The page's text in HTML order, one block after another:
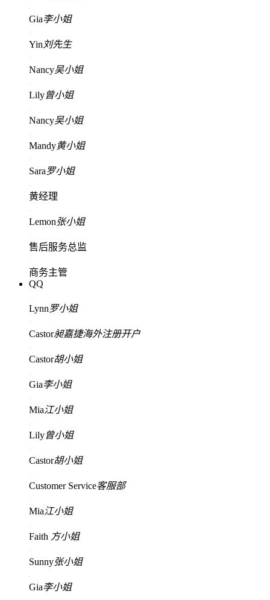
Gia李小姐
Yin 刘先生
Nancy吴小姐
Lily曾小姐
Nancy吴小姐
Mandy黄小姐
Sara罗小姐
黄经理
Lemon张小姐
售后服务总监
商务主管
QQ
Lynn罗小姐
Castor昶嘉捷海外注册开户
Castor胡小姐
Gia李小姐
Mia江小姐
Lily曾小姐
Castor胡小姐
Customer Service客服部
Mia江小姐
Faith 方小姐
Sunny张小姐
Gia李小姐